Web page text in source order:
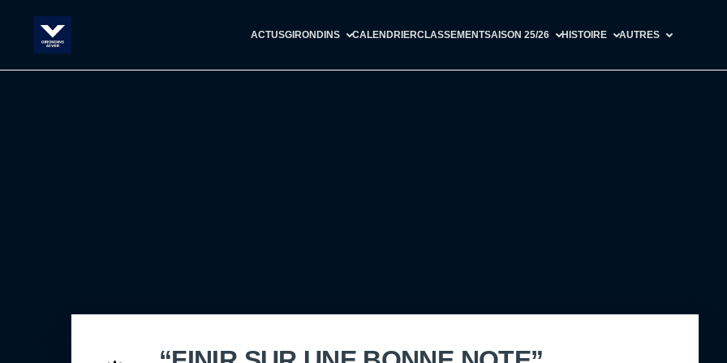
ACTUSGIRONDINS CALENDRIERCLASSEMENTSAISON 25/26 HISTOIRE AUTRES